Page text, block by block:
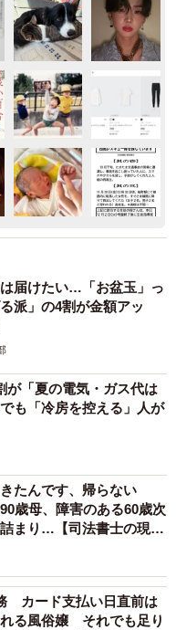
届けたい…「お盆玉」っ
派」の4割が金額アッ
が「夏の電気・ガス代は
も「冷房を控える」人が
たんです、帰らない
歳母、障害のある60歳次
まり…【司法書士の現場
カード支払い日直前は
る風俗嬢 それでも足り